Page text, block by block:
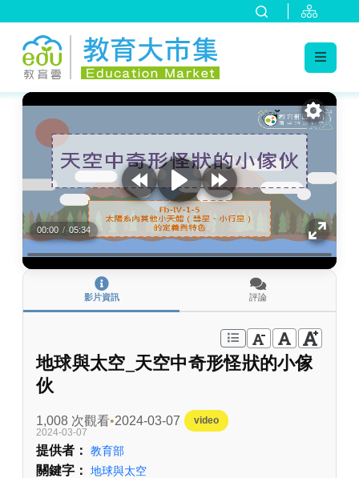
:::
00:00 / 05:34
影片資訊 評論
地球與太空_天空中奇形怪狀的小傢
伙
1,008 次觀看 2024-03-07
video
2024-03-07
提供者： 教育部
關鍵字： 地球與太空